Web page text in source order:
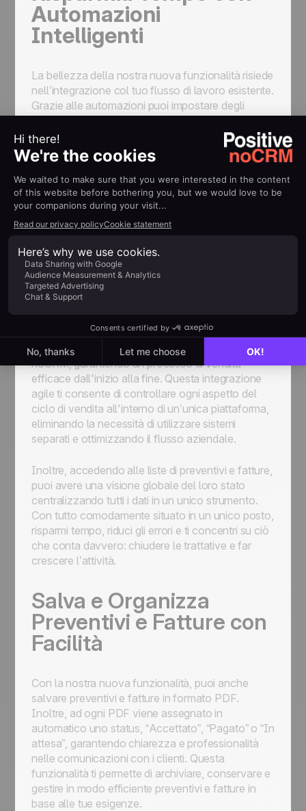
Automazioni
Intelligenti
La bellezza della nostra nuova funzionalità risiede
nell’integrazione col tuo flusso di lavoro esistente.
Grazie alle automazioni puoi impostare degli
esempio: passare l’opportunità in modalità
Acquisitaal momento della conferma del
pagamento, oppure contrassegnarla comePersa
quando un preventivo viene annullato. Questo
non solo ottimizza le tue operazioni, ma ti
assicura anche di non perdere nessun dato.
Centralizza le
Informazioni e
Operazioni
Dalla creazione all'invio e al monitoraggio dei
preventivi e delle fatture, puoi gestire tutto in
noCRM, garantendo un processo di vendita
efficace dall'inizio alla fine. Questa integrazione
agile ti consente di controllare ogni aspetto del
ciclo di vendita all'interno di un’unica piattaforma,
eliminando la necessità di utilizzare sistemi
separati e ottimizzando il flusso aziendale.
Inoltre, accedendo alle liste di preventivi e fatture,
puoi avere una visione globale del loro stato
centralizzando tutti i dati in un unico strumento.
Con tutto comodamente situato in un unico posto,
risparmi tempo, riduci gli errori e ti concentri su ciò
che conta davvero: chiudere le trattative e far
crescere l’attività.
Salva e Organizza
Preventivi e Fatture con
Facilità
Con la nostra nuova funzionalità, puoi anche
salvare preventivi e fatture in formato PDF.
Inoltre, ad ogni PDF viene assegnato in
automatico uno status, “Accettato”, “Pagato” o “In
attesa”, garantendo chiarezza e professionalità
nelle comunicazioni con i clienti. Questa
funzionalità ti permette di archiviare, conservare e
gestire in modo efficiente preventivi e fatture in
base alle tue esigenze.